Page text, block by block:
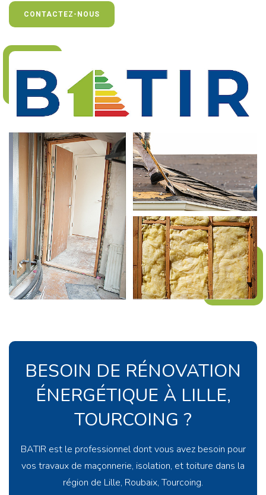
CONTACTEZ-NOUS
BESOIN DE RÉNOVATION
ÉNERGÉTIQUE À LILLE,
TOURCOING ?
BATIR est le professionnel dont vous avez besoin pour
vos travaux de maçonnerie, isolation, et toiture dans la
région de Lille, Roubaix, Tourcoing.